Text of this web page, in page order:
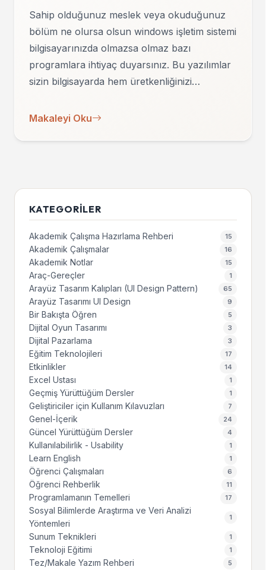
Sahip olduğunuz meslek veya okuduğunuz
bölüm ne olursa olsun windows işletim sistemi
bilgisayarınızda olmazsa olmaz bazı
programlara ihtiyaç duyarsınız. Bu yazılımlar
sizin bilgisayarda hem üretkenliğinizi…
Makaleyi Oku
KATEGORILER
Akademik Çalışma Hazırlama Rehberi 15
Akademik Çalışmalar 16
Akademik Notlar 15
Araç-Gereçler 1
Arayüz Tasarım Kalıpları (UI Design Pattern) 65
Arayüz Tasarımı UI Design 9
Bir Bakışta Öğren 5
Dijital Oyun Tasarımı 3
Dijital Pazarlama 3
Eğitim Teknolojileri 17
Etkinlikler 14
Excel Ustası 1
Geçmiş Yürüttüğüm Dersler 1
Geliştiriciler için Kullanım Kılavuzları 7
Genel-İçerik 24
Güncel Yürüttüğüm Dersler 4
Kullanılabilirlik - Usability 1
Learn English 1
Öğrenci Çalışmaları 6
Öğrenci Rehberlik 11
Programlamanın Temelleri 17
Sosyal Bilimlerde Araştırma ve Veri Analizi
Yöntemleri
1
Sunum Teknikleri 1
Teknoloji Eğitimi 1
Tez/Makale Yazım Rehberi 5